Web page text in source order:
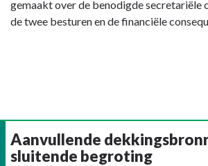
gemaakt over de benodigde secretariële
de twee besturen en de financiële
Aanvullende
sluitende begroting